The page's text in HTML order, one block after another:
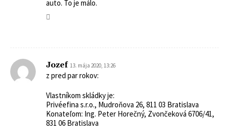
auto. To je málo.
Jozef 13. mája 2020, 13:26
z pred par rokov:
Vlastníkom skládky je:
Privéefina s.r.o., Mudroňova 26, 811 03 Bratislava
Konateľom: Ing. Peter Horečný, Zvončeková 6706/41,
831 06 Bratislava